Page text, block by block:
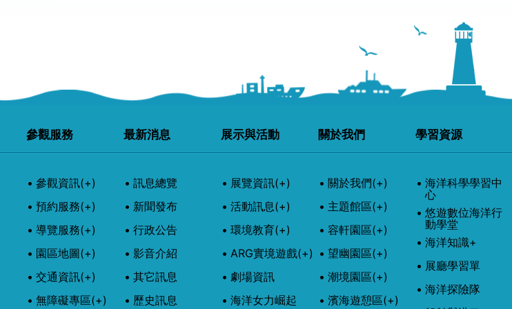
參觀服務
參觀資訊(+)
預約服務(+)
導覽服務(+)
園區地圖(+)
交通資訊(+)
無障礙專區(+)
最新消息
訊息總覽
新聞發布
行政公告
影音介紹
其它訊息
歷史訊息
展示與活動
展覽資訊(+)
活動訊息(+)
環境教育(+)
ARG實境遊戲(+)
劇場資訊
海洋女力崛起
關於我們
關於我們(+)
主題館區(+)
容軒園區(+)
望幽園區(+)
潮境園區(+)
濱海遊憩區(+)
學習資源
海洋科學學習中
心
悠遊數位海洋行
動學堂
海洋知識+
展廳學習單
海洋探險隊